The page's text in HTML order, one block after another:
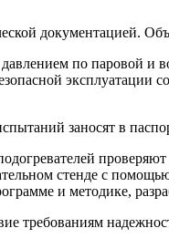
документацией.
по паровой и
заносят в
стенде с
и методике,
требованиям